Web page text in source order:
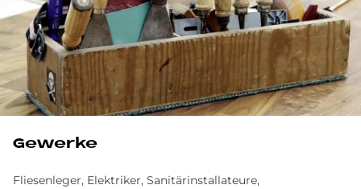
Gewerke
Fliesenleger, Elektriker, Sanitärinstallateure,